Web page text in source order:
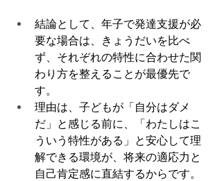
結論として、年子で発達支援が必
要な場合は、きょうだいを比べ
ず、それぞれの特性に合わせた関
わり方を整えることが最優先で
す。
理由は、子どもが「自分はダメ
だ」と感じる前に、「わたしはこ
ういう特性がある」と安心して理
解できる環境が、将来の適応力と
自己肯定感に直結するからです。